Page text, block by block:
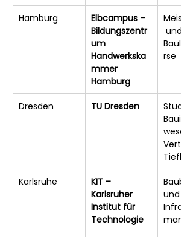
Hamburg
Elbcampus –
Bildungszentr
um
Handwerkska
mmer
Hamburg
und
rse
Dresden TU Dresden
wesen
Tiefbau
Karlsruhe
KIT –
Karlsruher
Institut für
Technologie
und